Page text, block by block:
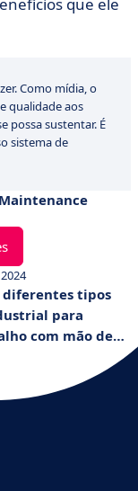
Como mídia, o
qualidade aos
possa sustentar. É
sistema de
tipos
para
com mão de